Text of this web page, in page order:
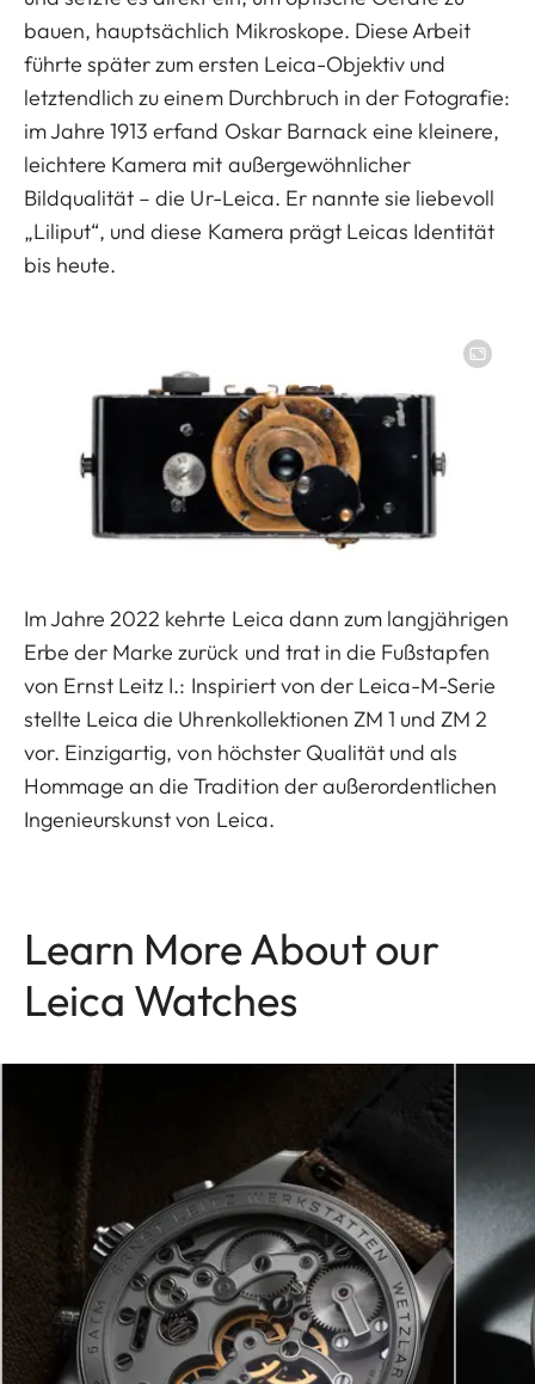
bauen, hauptsächlich Mikroskope. Diese Arbeit
führte später zum ersten Leica-Objektiv und
letztendlich zu einem Durchbruch in der Fotografie:
im Jahre 1913 erfand Oskar Barnack eine kleinere,
leichtere Kamera mit außergewöhnlicher
Bildqualität – die Ur-Leica. Er nannte sie liebevoll
„Liliput“, und diese Kamera prägt Leicas Identität
bis heute.
Im Jahre 2022 kehrte Leica dann zum langjährigen
Erbe der Marke zurück und trat in die Fußstapfen
von Ernst Leitz I.: Inspiriert von der Leica-M-Serie
stellte Leica die Uhrenkollektionen ZM 1 und ZM 2
vor. Einzigartig, von höchster Qualität und als
Hommage an die Tradition der außerordentlichen
Ingenieurskunst von Leica.
Learn More About our
Leica Watches